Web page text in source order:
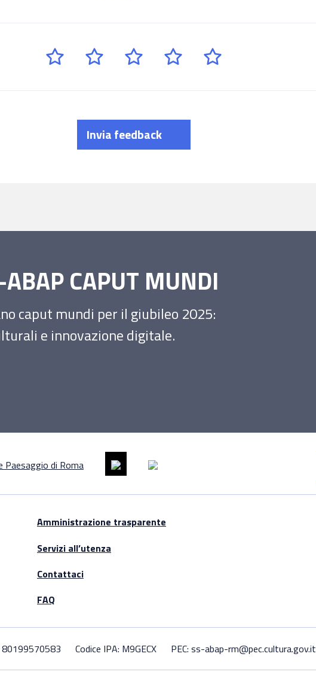
Invia feedback
CAPUT MUNDI
caput mundi per il giubileo 2025:
e innovazione digitale.
Amministrazione trasparente
Servizi all’utenza
Contattaci
FAQ
80199570583 Codice IPA: M9GECX PEC: ss-abap-rm@pec.cultura.gov.it